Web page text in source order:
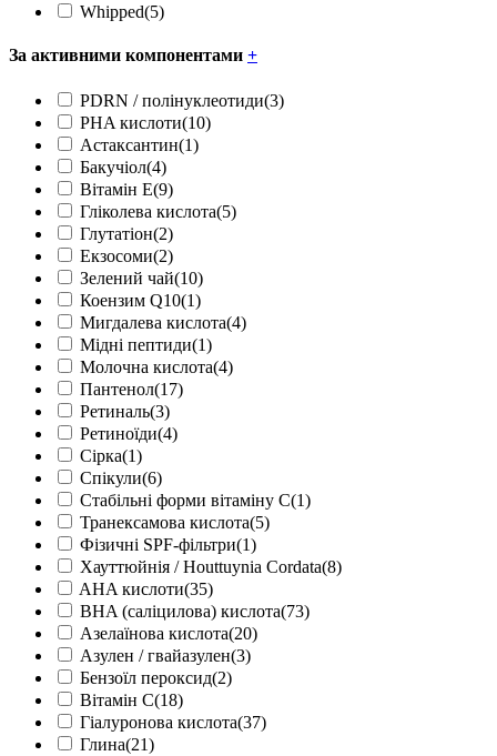
Whipped(5)
За активними компонентами +
PDRN / полінуклеотиди(3)
PHA кислоти(10)
Астаксантин(1)
Бакучіол(4)
Вітамін Е(9)
Гліколева кислота(5)
Глутатіон(2)
Екзосоми(2)
Зелений чай(10)
Коензим Q10(1)
Мигдалева кислота(4)
Мідні пептиди(1)
Молочна кислота(4)
Пантенол(17)
Ретиналь(3)
Ретиноїди(4)
Сірка(1)
Спікули(6)
Стабільні форми вітаміну С(1)
Транексамова кислота(5)
Фізичні SPF-фільтри(1)
Хауттюйнія / Houttuynia Cordata(8)
AHA кислоти(35)
BHA (саліцилова) кислота(73)
Азелаїнова кислота(20)
Азулен / гвайазулен(3)
Бензоїл пероксид(2)
Вітамін С(18)
Гіалуронова кислота(37)
Глина(21)